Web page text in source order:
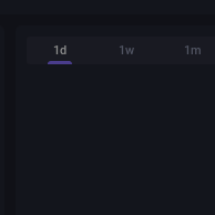
1d 1w 1m